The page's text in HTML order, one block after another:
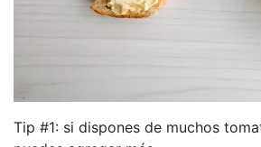
Tip #1: si dispones de muchos